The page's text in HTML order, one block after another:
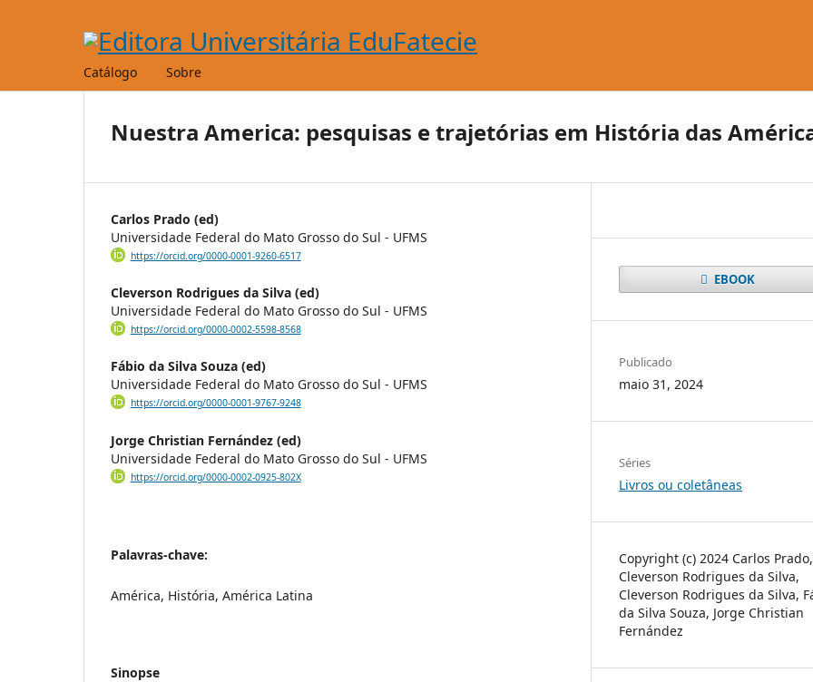
Catálogo Sobre
Nuestra America: pesquisas e trajetórias em História das
Carlos Prado (ed)
Universidade Federal do Mato Grosso do Sul - UFMS
https://orcid.org/0000-0001-9260-6517
Cleverson Rodrigues da Silva (ed)
Universidade Federal do Mato Grosso do Sul - UFMS
https://orcid.org/0000-0002-5598-8568
Fábio da Silva Souza (ed)
Universidade Federal do Mato Grosso do Sul - UFMS
https://orcid.org/0000-0001-9767-9248
Jorge Christian Fernández (ed)
Universidade Federal do Mato Grosso do Sul - UFMS
https://orcid.org/0000-0002-0925-802X
Palavras-chave:
América, História, América Latina
Sinopse
EBOOK
Publicado
maio 31, 2024
Séries
Livros ou coletâneas
Copyright (c) 2024 Carlos Prado,
Cleverson Rodrigues da Silva,
Cleverson Rodrigues da Silva,
da Silva Souza, Jorge Christian
Fernández